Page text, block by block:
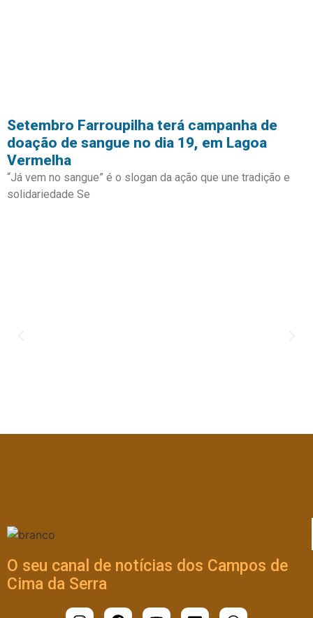
Setembro Farroupilha terá campanha de
doação de sangue no dia 19, em Lagoa
Vermelha
“Já vem no sangue” é o slogan da ação que une tradição e
solidariedade Se
O seu canal de notícias dos Campos de
Cima da Serra